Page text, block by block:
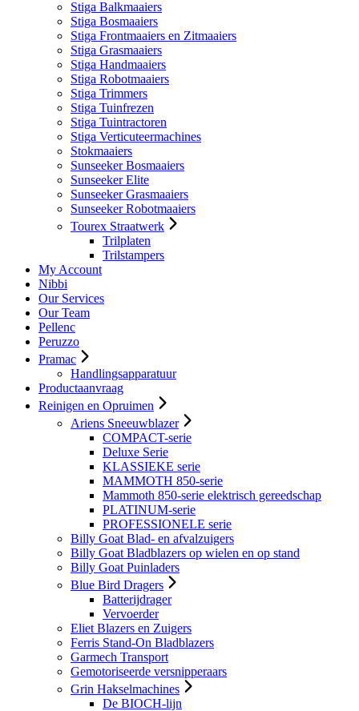
Stiga Balkmaaiers
Stiga Bosmaaiers
Stiga Frontmaaiers en Zitmaaiers
Stiga Grasmaaiers
Stiga Handmaaiers
Stiga Robotmaaiers
Stiga Trimmers
Stiga Tuinfrezen
Stiga Tuintractoren
Stiga Verticuteermachines
Stokmaaiers
Sunseeker Bosmaaiers
Sunseeker Elite
Sunseeker Grasmaaiers
Sunseeker Robotmaaiers
Tourex Straatwerk
Trilplaten
Trilstampers
My Account
Nibbi
Our Services
Our Team
Pellenc
Peruzzo
Pramac
Handlingsapparatuur
Productaanvraag
Reinigen en Opruimen
Ariens Sneeuwblazer
COMPACT-serie
Deluxe Serie
KLASSIEKE serie
MAMMOTH 850-serie
Mammoth 850-serie elektrisch gereedschap
PLATINUM-serie
PROFESSIONELE serie
Billy Goat Blad- en afvalzuigers
Billy Goat Bladblazers op wielen en op stand
Billy Goat Puinladers
Blue Bird Dragers
Batterijdrager
Vervoerder
Eliet Blazers en Zuigers
Ferris Stand-On Bladblazers
Garmech Transport
Gemotoriseerde versnipperaars
Grin Hakselmachines
De BIOCH-lijn